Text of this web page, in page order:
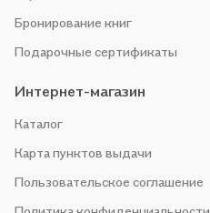
Бронирование книг
Подарочные сертификаты
Интернет-магазин
Каталог
Карта пунктов выдачи
Пользовательское соглашение